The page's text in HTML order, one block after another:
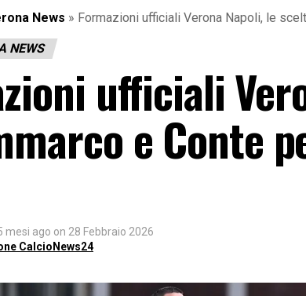
News » Formazioni ufficiali Verona Napoli, le
NEWS
ufficiali
e Conte
mesi ago on 28 Febbraio 2026
CalcioNews24